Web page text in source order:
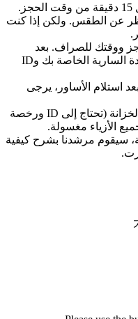
تأكد من الوصول إلى متجرنا قبل 15 دقيقة من وقت الحجز.
عن الطقس. ولكن إذا كنت
ووقتك للصراف. بعد
التأكيد، يرجى تقديم رخصة القيادة السارية الخاصة بك وID
استلام الأساور، يرجى
يرجى وضع جميع متعلقاتك في الخزانة (تحتاج إلى ID ورخصة
الأزياء مغسولة.
سيقوم مرشدنا بشرح كيفية